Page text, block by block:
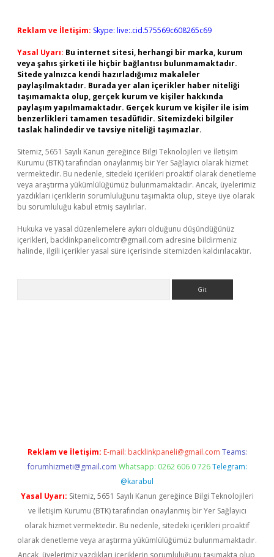
Reklam ve İletişim: Skype: live:.cid.575569c608265c69
Yasal Uyarı: Bu internet sitesi, herhangi bir marka, kurum
veya şahıs şirketi ile hiçbir bağlantısı bulunmamaktadır.
Sitede yalnızca kendi hazırladığımız makaleler
paylaşılmaktadır. Burada yer alan içerikler haber niteliği
taşımamakta olup, gerçek kurum ve kişiler hakkında
paylaşım yapılmamaktadır. Gerçek kurum ve kişiler ile isim
benzerlikleri tamamen tesadüfidir. Sitemizdeki bilgiler
taslak halindedir ve tavsiye niteliği taşımazlar.
Sitemiz, 5651 Sayılı Kanun gereğince Bilgi Teknolojileri ve İletişim
Kurumu (BTK) tarafından onaylanmış bir Yer Sağlayıcı olarak hizmet
vermektedir. Bu nedenle, sitedeki içerikleri proaktif olarak denetleme
veya araştırma yükümlülüğümüz bulunmamaktadır. Ancak, üyelerimiz
yazdıkları içeriklerin sorumluluğunu taşımakta olup, siteye üye olarak
bu sorumluluğu kabul etmiş sayılırlar.
Hukuka ve yasal düzenlemelere aykırı olduğunu düşündüğünüz
içerikleri, backlinkpanelicomtr@gmail.com adresine bildirmeniz
halinde, ilgili içerikler yasal süre içerisinde sitemizden kaldırılacaktır.
Reklam ve İletişim: E-mail: backlinkpaneli@gmail.com Teams:
forumhizmeti@gmail.com Whatsapp: 0262 606 0 726 Telegram:
@karabul
Yasal Uyarı: Sitemiz, 5651 Sayılı Kanun gereğince Bilgi Teknolojileri
ve İletişim Kurumu (BTK) tarafından onaylanmış bir Yer Sağlayıcı
olarak hizmet vermektedir. Bu nedenle, sitedeki içerikleri proaktif
olarak denetleme veya araştırma yükümlülüğümüz bulunmamaktadır.
Ancak, üyelerimiz yazdıkları içeriklerin sorumluluğunu taşımakta olup,